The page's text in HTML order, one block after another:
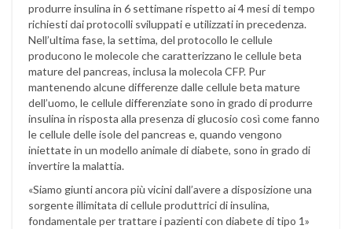
produrre insulina in 6 settimane rispetto ai 4 mesi di tempo
richiesti dai protocolli sviluppati e utilizzati in precedenza.
Nell’ultima fase, la settima, del protocollo le cellule
producono le molecole che caratterizzano le cellule beta
mature del pancreas, inclusa la molecola CFP. Pur
mantenendo alcune differenze dalle cellule beta mature
dell’uomo, le cellule differenziate sono in grado di produrre
insulina in risposta alla presenza di glucosio così come fanno
le cellule delle isole del pancreas e, quando vengono
iniettate in un modello animale di diabete, sono in grado di
invertire la malattia.
«Siamo giunti ancora più vicini dall’avere a disposizione una
sorgente illimitata di cellule produttrici di insulina,
fondamentale per trattare i pazienti con diabete di tipo 1»